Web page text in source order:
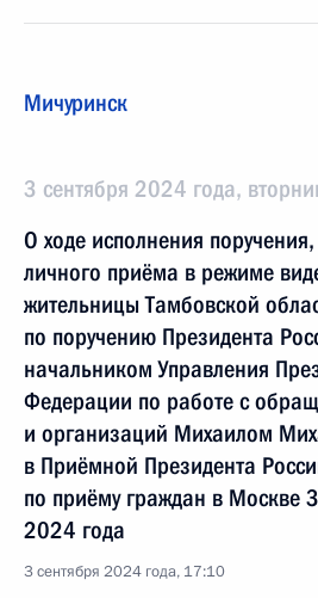
Мичуринск
3 сентября 2024 года,
О ходе исполнения
личного приёма в режиме
жительницы Тамбовской
по поручению Президента
начальником Управления
Федерации по работе с
и организаций Михаилом
в Приёмной Президента
по приёму граждан в Москве
2024 года
3 сентября 2024 года, 17:10